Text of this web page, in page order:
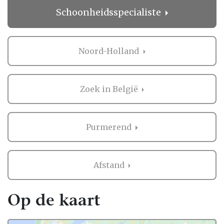
direct contact opnemen bij de professional
in de buurt van Purmerend. Handig hè?
Ervaringen van andere bruidsparen met
Schoonheidsspecialiste in Purmerend
Zaken regelen voor jullie bruiloft is erg
belangrijk. Het is dus niet zo gek dat je
graag eerst ervaringen van andere
Schoonheidsspecialiste in Purmerend. Want
zij hebben het live ervaren en zijn natuurlijk
Daarom hebben wij bij elke professional op
onze website een beoordeling van echte
bruidsparen staan. Indien deze al
beoordeeld is, natuurlijk. Soms vind je
namelijk ook nieuwe professionals op onze
Schoonheidsspecialiste
Noord-Holland
Zoek in België
Purmerend
Afstand
Op de kaart